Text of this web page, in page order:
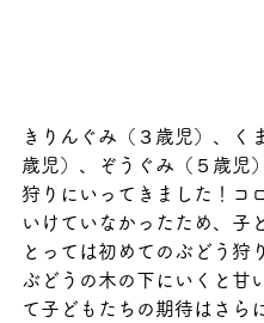
きりんぐみ（３歳児）、く
歳児）、ぞうぐみ（５歳児
狩りにいってきました！コ
いけていなかったため、子
とっては初めてのぶどう狩
ぶどうの木の下にいくと甘
て子どもたちの期待はさら